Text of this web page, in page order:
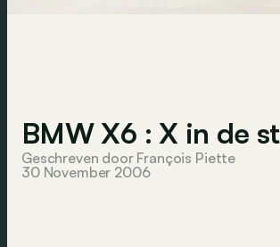
BMW X6 : X in de
Geschreven door François Piette
30 November 2006